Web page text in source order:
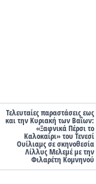
Τελευταίες παραστάσεις εως
και την Κυριακή των Βαΐων:
«Ξαφνικά Πέρσι το
Καλοκαίρι» του Τενεσί
Ουίλιαμς σε σκηνοθεσία
Λίλλυς Μελεμέ με την
Φιλαρέτη Κομνηνού